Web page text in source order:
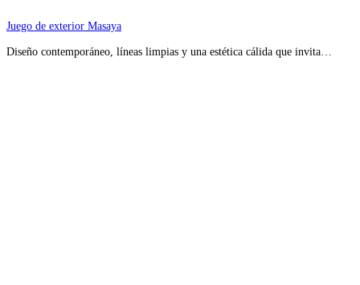
Juego de exterior Masaya
Diseño contemporáneo, líneas limpias y una estética cálida que invita…